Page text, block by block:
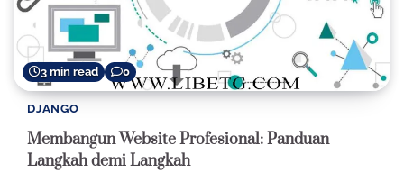
3 min read 0
DJANGO
Membangun Website Profesional: Panduan
Langkah demi Langkah